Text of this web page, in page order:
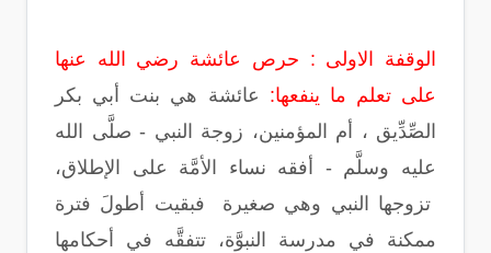
الوقفة الاولى : حرص عائشة رضي الله عنها
على تعلم ما ينفعها: عائشة هي بنت أبي بكر
الصِّدِّيق ، أم المؤمنين، زوجة النبي - صلَّى الله
عليه وسلَّم - أفقه نساء الأمَّة على الإطلاق،
تزوجها النبي وهي صغيرة فبقيت أطولَ فترة
ممكنة في مدرسة النبوَّة، تتفقَّه في أحكامها